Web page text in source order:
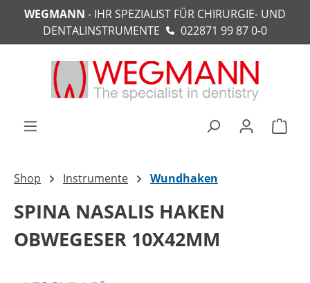
springen
WEGMANN - IHR SPEZIALIST FÜR CHIRURGIE- UND
DENTALINSTRUMENTE
022871 99 87 0-0
Shop Instrumente Wundhaken
SPINA NASALIS HAKEN
OBWEGESER 10X42MM